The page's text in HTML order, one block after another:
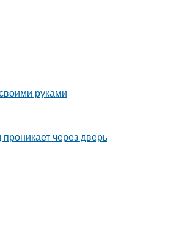
руками
через дверь